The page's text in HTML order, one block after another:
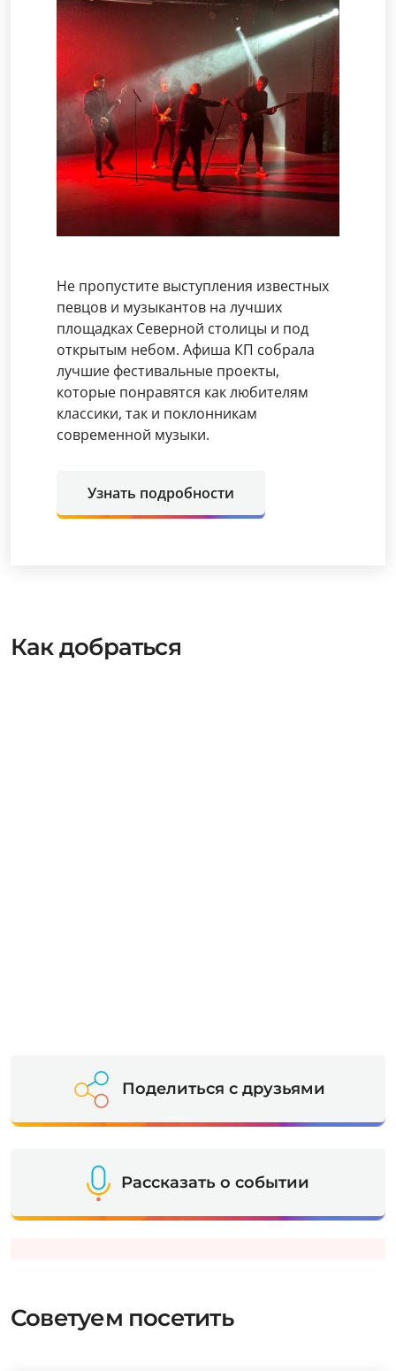
Не пропустите выступления известных
певцов и музыкантов на лучших
площадках Северной столицы и под
открытым небом. Афиша КП собрала
лучшие фестивальные проекты,
которые понравятся как любителям
классики, так и поклонникам
современной музыки.
Узнать подробности
Как добраться
Поделиться с друзьями
Рассказать о событии
Советуем посетить